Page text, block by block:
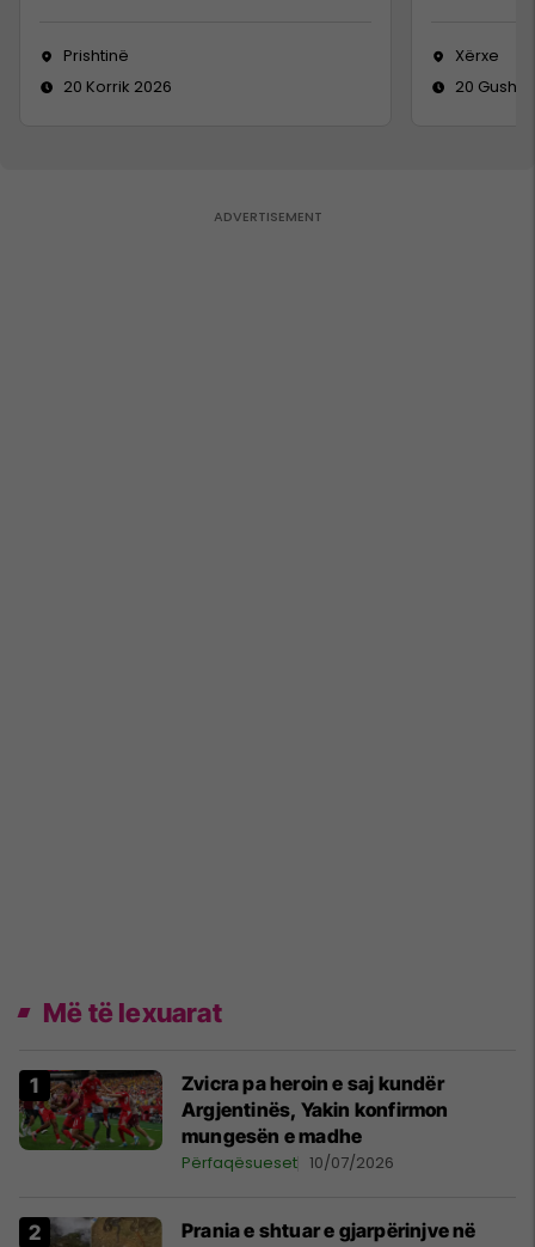
Prishtinë
20 Korrik 2026
Xërxe
20 Gusht
Më të lexuarat
Zvicra pa heroin e saj kundër
Argjentinës, Yakin konfirmon
mungesën e madhe
Përfaqësueset 10/07/2026
Prania e shtuar e gjarpërinjve në